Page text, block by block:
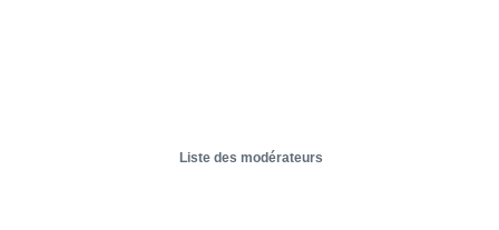
Liste des modérateurs